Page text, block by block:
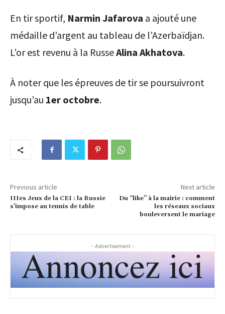
En tir sportif, Narmin Jafarova a ajouté une
médaille d’argent au tableau de l’Azerbaïdjan.
L’or est revenu à la RusseAlina Akhatova.
À noter que les épreuves de tir se poursuivront
jusqu’au 1er octobre.
Previous article
IIIes Jeux de la CEI : la Russie
s’impose au tennis de table
Next article
Du “like” à la mairie : comment
les réseaux sociaux
bouleversent le mariage
- Advertisement -